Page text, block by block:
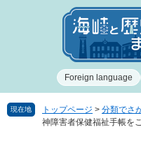
で
ば
Foreign language
現在地 トップページ > 分類でさ
神障害者保健福祉手帳を